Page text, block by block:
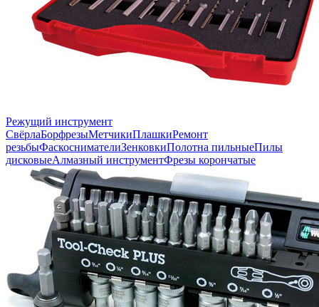
Режущий инструмент
СвёрлаБорфрезыМетчикиПлашкиРемонт
резьбыФаскоснимателиЗенковкиПолотна пильныеПилы
дисковыеАлмазный инструментФрезы корончатые